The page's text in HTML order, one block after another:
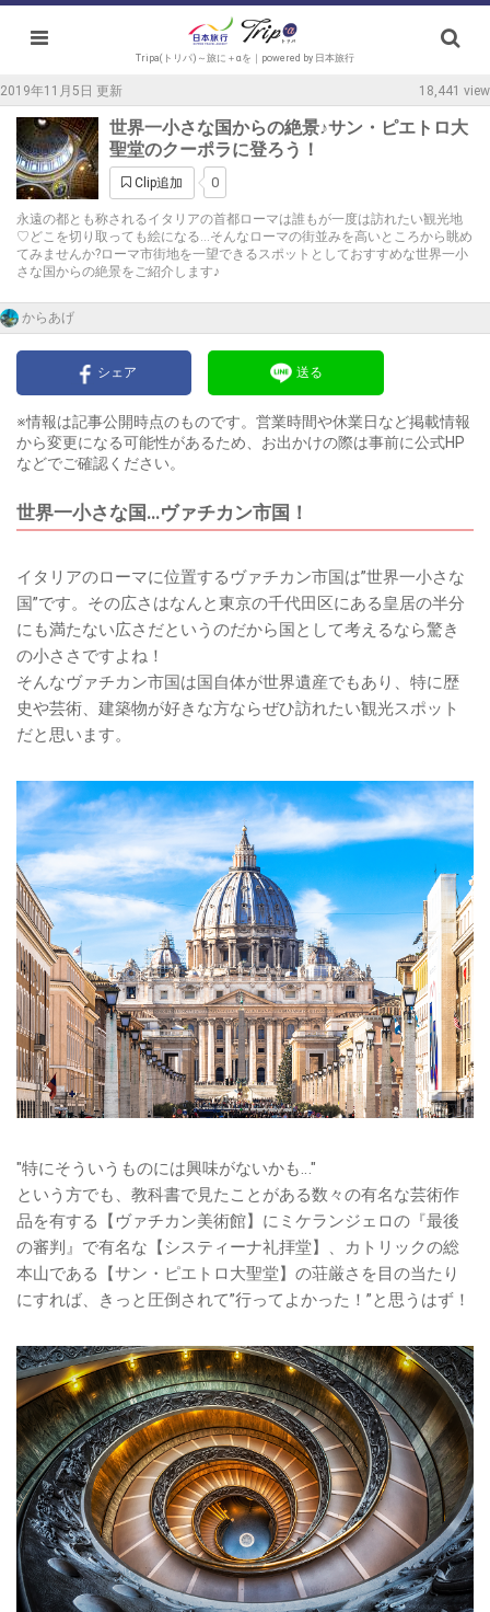
Tripa(トリパ)～旅に＋αを｜powered by 日本旅行
2019年11月5日 更新 18,441 view
世界一小さな国からの絶景♪サン・ピエトロ大
聖堂のクーポラに登ろう！
Clip追加 0
永遠の都とも称されるイタリアの首都ローマは誰もが一度は訪れたい観光地
♡どこを切り取っても絵になる…そんなローマの街並みを高いところから眺め
てみませんか?ローマ市街地を一望できるスポットとしておすすめな世界一小
さな国からの絶景をご紹介します♪
からあげ
シェア 送る
※情報は記事公開時点のものです。営業時間や休業日など掲載情報
から変更になる可能性があるため、お出かけの際は事前に公式HP
などでご確認ください。
世界一小さな国…ヴァチカン市国！
イタリアのローマに位置するヴァチカン市国は”世界一小さな
国”です。その広さはなんと東京の千代田区にある皇居の半分
にも満たない広さだというのだから国として考えるなら驚き
の小ささですよね！
そんなヴァチカン市国は国自体が世界遺産でもあり、特に歴
史や芸術、建築物が好きな方ならぜひ訪れたい観光スポット
だと思います。
"特にそういうものには興味がないかも…"
という方でも、教科書で見たことがある数々の有名な芸術作
品を有する【ヴァチカン美術館】にミケランジェロの『最後
の審判』で有名な【システィーナ礼拝堂】、カトリックの総
本山である【サン・ピエトロ大聖堂】の荘厳さを目の当たり
にすれば、きっと圧倒されて”行ってよかった！”と思うはず！